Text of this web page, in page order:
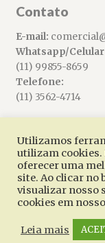
Contato
E-mail:
Whatsapp/
(11) 99855-8659
Telefone:
(11) 3562-4714
© Artesanato
Built with
Utilizamos
utilizam cookies.
oferecer uma
site. Ao clicar no
visualizar nosso
cookies em
Leia mais